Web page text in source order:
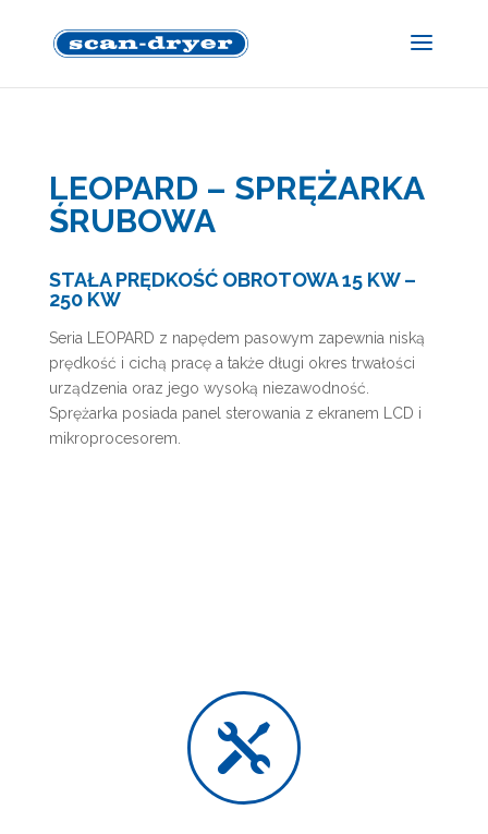
LEOPARD – SPRĘŻARKA
ŚRUBOWA
STAŁA PRĘDKOŚĆ OBROTOWA 15 KW –
250 KW
Seria LEOPARD z napędem pasowym zapewnia niską
prędkość i cichą pracę a także długi okres trwałości
urządzenia oraz jego wysoką niezawodność.
Sprężarka posiada panel sterowania z ekranem LCD i
mikroprocesorem.
